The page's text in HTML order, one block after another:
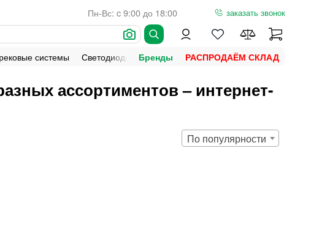
Пн-Вс: c 9:00 до 18:00 заказать звонок
системы Светодиодная подсветка Уличное освещение
Бренды РАСПРОДАЁМ СКЛАД
ассортиментов – интернет-
По популярности